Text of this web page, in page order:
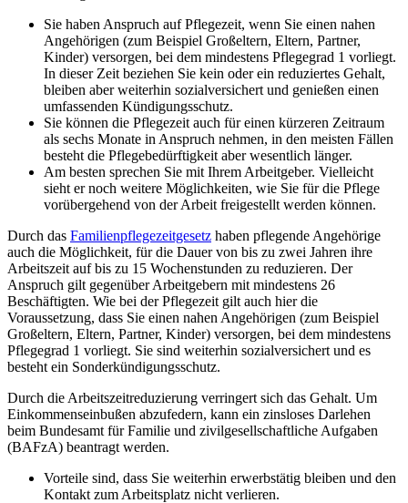
Sie haben Anspruch auf Pflegezeit, wenn Sie einen nahen
Angehörigen (zum Beispiel Großeltern, Eltern, Partner,
Kinder) versorgen, bei dem mindestens Pflegegrad 1 vorliegt.
In dieser Zeit beziehen Sie kein oder ein reduziertes Gehalt,
bleiben aber weiterhin sozialversichert und genießen einen
umfassenden Kündigungsschutz.
Sie können die Pflegezeit auch für einen kürzeren Zeitraum
als sechs Monate in Anspruch nehmen, in den meisten Fällen
besteht die Pflegebedürftigkeit aber wesentlich länger.
Am besten sprechen Sie mit Ihrem Arbeitgeber. Vielleicht
sieht er noch weitere Möglichkeiten, wie Sie für die Pflege
vorübergehend von der Arbeit freigestellt werden können.
Durch das Familienpflegezeitgesetz haben pflegende Angehörige
auch die Möglichkeit, für die Dauer von bis zu zwei Jahren ihre
Arbeitszeit auf bis zu 15 Wochenstunden zu reduzieren. Der
Anspruch gilt gegenüber Arbeitgebern mit mindestens 26
Beschäftigten. Wie bei der Pflegezeit gilt auch hier die
Voraussetzung, dass Sie einen nahen Angehörigen (zum Beispiel
Großeltern, Eltern, Partner, Kinder) versorgen, bei dem mindestens
Pflegegrad 1 vorliegt. Sie sind weiterhin sozialversichert und es
besteht ein Sonderkündigungsschutz.
Durch die Arbeitszeitreduzierung verringert sich das Gehalt. Um
Einkommenseinbußen abzufedern, kann ein zinsloses Darlehen
beim Bundesamt für Familie und zivilgesellschaftliche Aufgaben
(BAFzA) beantragt werden.
Vorteile sind, dass Sie weiterhin erwerbstätig bleiben und den
Kontakt zum Arbeitsplatz nicht verlieren.